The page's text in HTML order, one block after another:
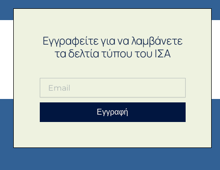
Εγγραφείτε για να λαμβάνετε
τα δελτία τύπου του ΙΣΑ
Εγγραφή